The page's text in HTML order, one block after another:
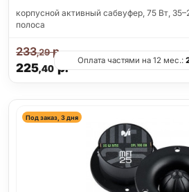
корпусной активный сабвуфер, 75 Вт,
полоса
225,40р.
233,29р.
Оплата частями на 12 мес.:
Под заказ, 3 дня